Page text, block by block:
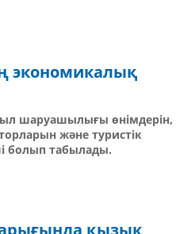
экономикалық
шаруашылығы өнімдерін,
және туристік
болып табылады.
қызық